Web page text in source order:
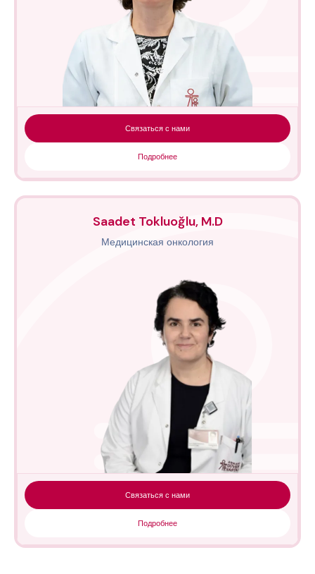
Связаться с нами
Подробнее
Saadet Tokluoğlu, M.D
Медицинская онкология
Связаться с нами
Подробнее